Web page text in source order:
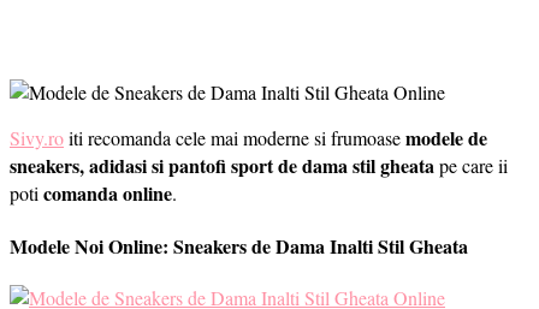
Sivy.roiti recomanda cele mai moderne si frumoasemodele de
sneakers, adidasi si pantofi sportde dama stil gheatape care ii
poti comanda online.
Modele Noi Online: Sneakers de Dama Inalti Stil Gheata